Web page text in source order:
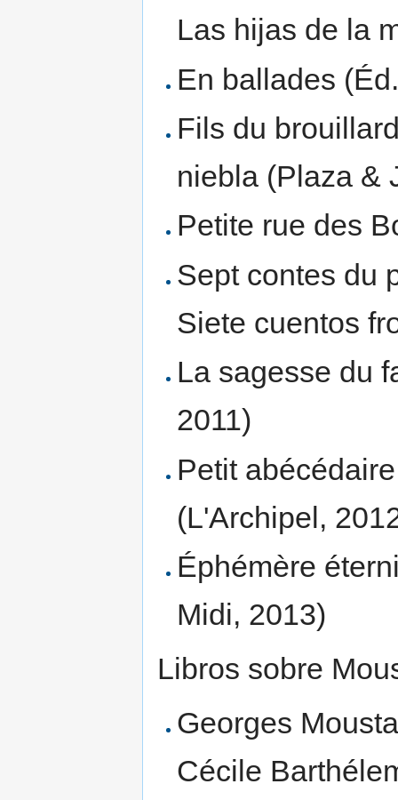
Las hijas de la
En ballades
Fils du
niebla (Plaza &
Petite rue des
Sept contes du
Siete cuentos
La sagesse du
2011)
Petit
(L'Archipel,
Éphémère
Midi, 2013)
Libros sobre
Georges
Cécile